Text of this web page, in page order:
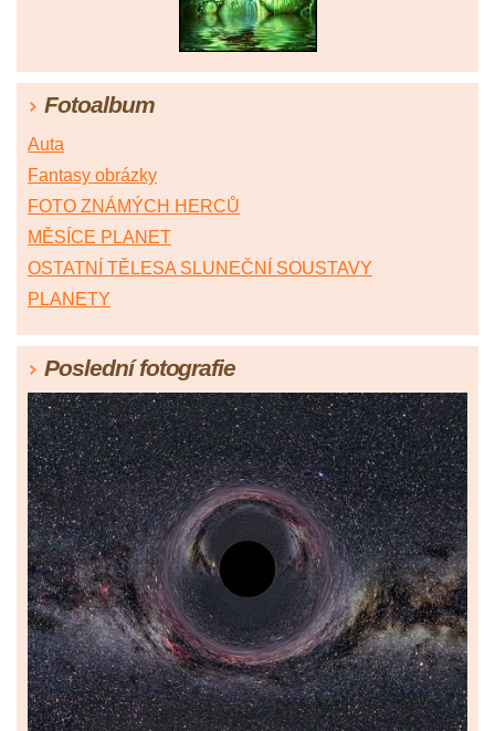
Fotoalbum
Auta
Fantasy obrázky
FOTO ZNÁMÝCH HERCŮ
MĚSÍCE PLANET
OSTATNÍ TĚLESA SLUNEČNÍ SOUSTAVY
PLANETY
Poslední fotografie